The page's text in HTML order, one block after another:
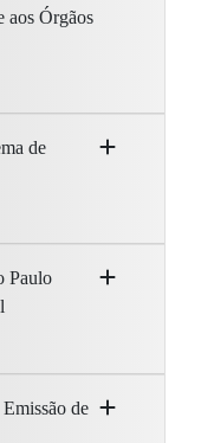
aos Órgãos
de
Paulo
de